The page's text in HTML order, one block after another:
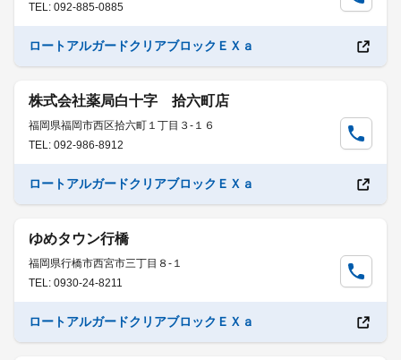
TEL: 092-885-0885
ロートアルガードクリアブロックＥＸａ
株式会社薬局白十字 拾六町店
福岡県福岡市西区拾六町１丁目３-１６
TEL: 092-986-8912
ロートアルガードクリアブロックＥＸａ
ゆめタウン行橋
福岡県行橋市西宮市三丁目８-１
TEL: 0930-24-8211
ロートアルガードクリアブロックＥＸａ